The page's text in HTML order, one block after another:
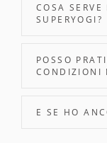
COSA SERVE
SUPERYOGI?
POSSO
CONDIZIONI
E SE HO